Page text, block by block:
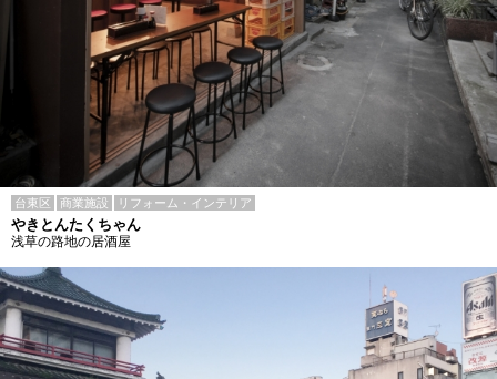
台東区 商業施設 リフォーム・インテリア
やきとんたくちゃん
浅草の路地の居酒屋